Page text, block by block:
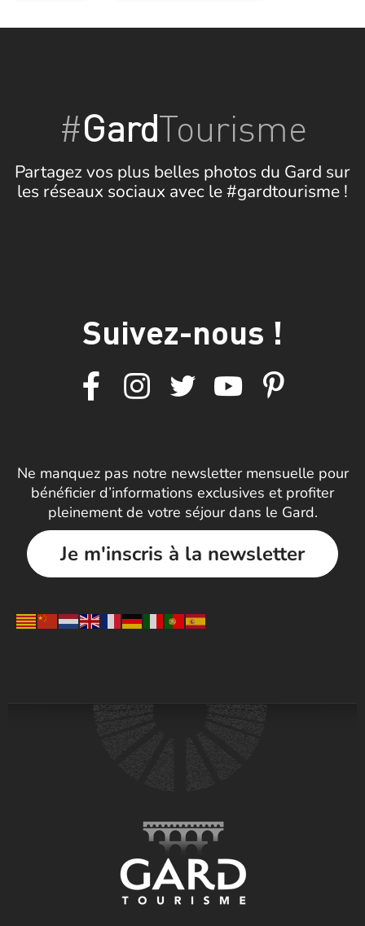
#GardTourisme
Partagez vos plus belles photos du Gard sur
les réseaux sociaux avec le #gardtourisme !
Suivez-nous !
Ne manquez pas notre newsletter mensuelle pour
bénéficier d’informations exclusives et profiter
pleinement de votre séjour dans le Gard.
Je m'inscris à la newsletter